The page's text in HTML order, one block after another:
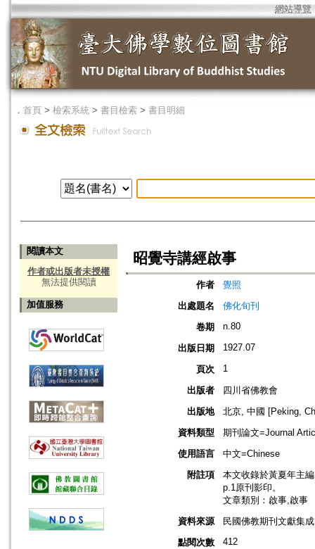
網站導覽
． 首頁 > 檢索系統 > 書目檢索 > 書目明細
閱讀本文
作者或出版者未授權
無法提供閱讀
加值服務
昭覺寺講經啟事
作者
覺照
出處題名
佛化旬刊
卷期
n.80
出版日期 1927.07
頁次 1
出版者
四川省佛教會
出版地
北京, 中國 [Peking,
資料類型
期刊論文=Journal
使用語言
中文=Chinese
附註項
本文收錄於黃夏年主
p.1原刊影印。
文章類別：啟事,啟事
資料來源
民國佛教期刊文獻集
點閱次數
412